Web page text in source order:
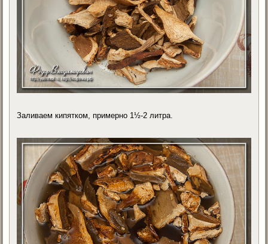
Заливаем кипятком, примерно 1½-2 литра.